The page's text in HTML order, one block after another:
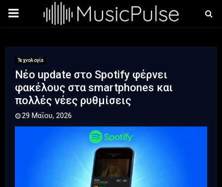
PRIMARY
Τεχνολογία
Νέο update στο Spotify φέρνει
φακέλους στα smartphones και
πολλές νέες ρυθμίσεις
29 Μαΐου, 2026